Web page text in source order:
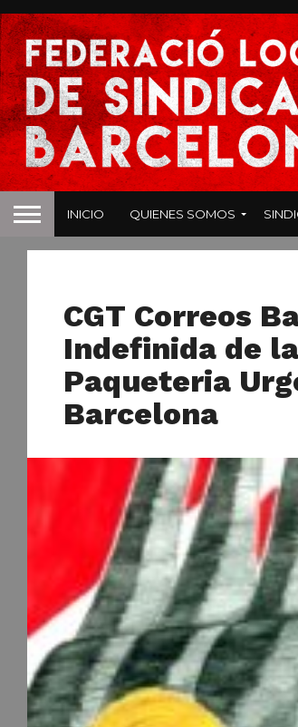
INICIO QUIENES SOMOS
CGT Correos
Indefinida de
Paqueteria
Barcelona